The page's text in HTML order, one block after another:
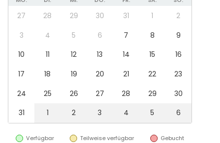
Coworking Space
Tagungsraum
Zusätzliche Informationen zu Dienstleistungen und
Einrichtungen
27 28 29 30 31 1
2
3
4 5 6 7 8
9
10
11 12 13 14 15
16
17
18 19 20 21 22
23
24
25 26 27 28 29
30
31
1 2 3 4 5 6
Verfügbar Teilweise verfügbar Gebucht